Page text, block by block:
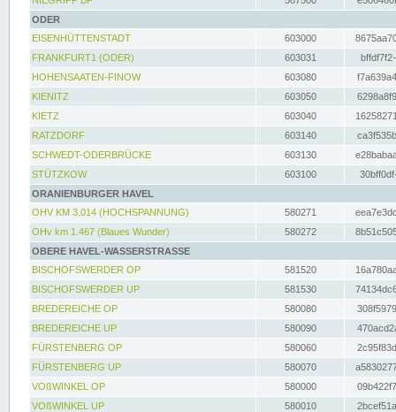
ODER
EISENHÜTTENSTADT
603000
FRANKFURT1 (ODER)
603031
HOHENSAATEN-FINOW
603080
KIENITZ
603050
KIETZ
603040
RATZDORF
603140
SCHWEDT-ODERBRÜCKE
603130
STÜTZKOW
603100
ORANIENBURGER HAVEL
OHV KM 3.014 (HOCHSPANNUNG)
580271
OHv km 1.467 (Blaues Wunder)
580272
OBERE HAVEL-WASSERSTRASSE
BISCHOFSWERDER OP
581520
BISCHOFSWERDER UP
581530
BREDEREICHE OP
580080
BREDEREICHE UP
580090
FÜRSTENBERG OP
580060
FÜRSTENBERG UP
580070
VOßWINKEL OP
580000
VOßWINKEL UP
580010